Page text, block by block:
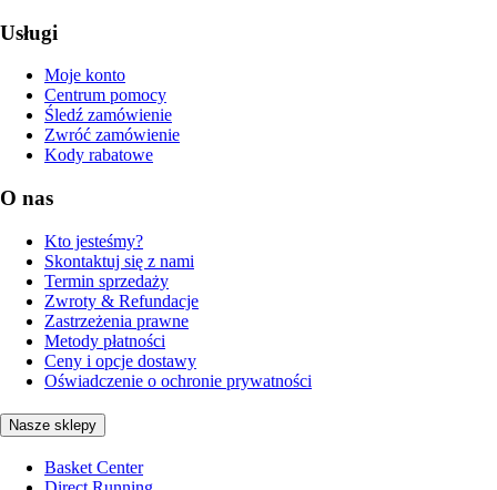
Usługi
Moje konto
Centrum pomocy
Śledź zamówienie
Zwróć zamówienie
Kody rabatowe
O nas
Kto jesteśmy?
Skontaktuj się z nami
Termin sprzedaży
Zwroty & Refundacje
Zastrzeżenia prawne
Metody płatności
Ceny i opcje dostawy
Oświadczenie o ochronie prywatności
Nasze sklepy
Basket Center